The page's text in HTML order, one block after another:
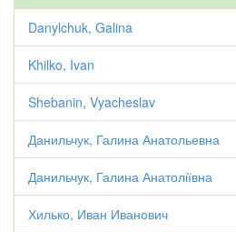
Danylchuk, Galina
Khilko, Ivan
Shebanin, Vyacheslav
Данильчук, Галина Анатольевна
Данильчук, Галина Анатоліївна
Хилько, Иван Иванович